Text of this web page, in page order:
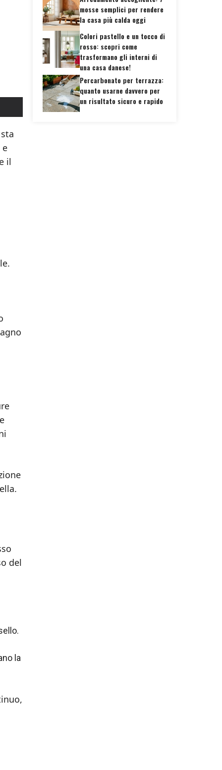
e
il
del
la
mosse semplici per rendere
la casa più calda oggi
Colori pastello e un tocco di
rosso: scopri come
trasformano gli interni di
una casa danese!
Percarbonato per terrazza:
quanto usarne davvero per
un risultato sicuro e rapido